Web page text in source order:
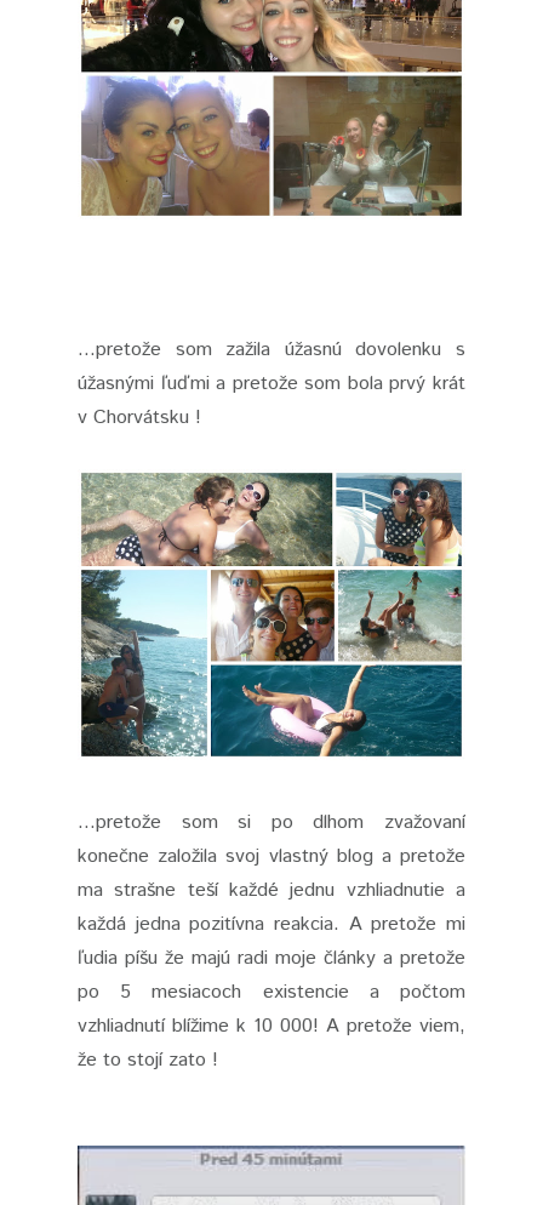
...pretože som zažila úžasnú dovolenku s
úžasnými ľuďmi a pretože som bola prvý krát
v Chorvátsku !
...pretože som si po dlhom zvažovaní
konečne založila svoj vlastný blog a pretože
ma strašne teší každé jednu vzhliadnutie a
každá jedna pozitívna reakcia. A pretože mi
ľudia píšu že majú radi moje články a pretože
po 5 mesiacoch existencie a počtom
vzhliadnutí blížime k 10 000! A pretože viem,
že to stojí zato !